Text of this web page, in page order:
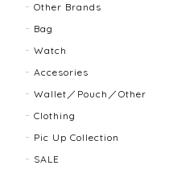
はぜんぜんわからずとて
気にいりました。 いつ
りなので安心して購入で
Other Brands
Bag
Watch
Accesories
Wallet／Pouch／Other
Clothing
Pic Up Collection
SALE